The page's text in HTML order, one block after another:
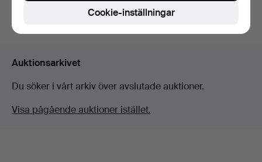
Utvalt
Auktionsarkivet
Du söker i vårt arkiv över avslutade auktioner.
Visa pågående auktioner istället.
Cookie-inställningar